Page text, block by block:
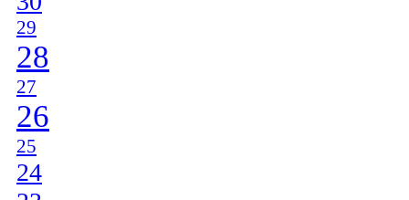
29
28
27
26
25
24